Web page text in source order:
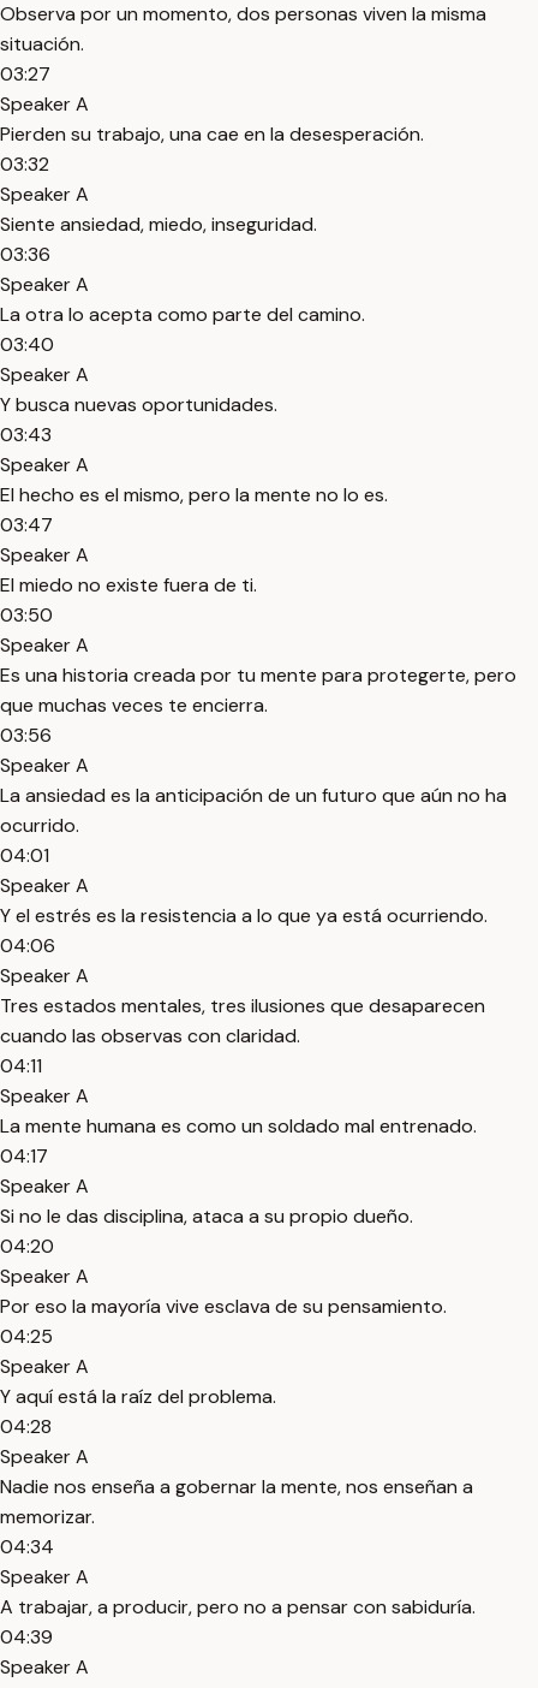
Observa por un momento, dos personas viven la misma
situación.
03:27
Speaker A
Pierden su trabajo, una cae en la desesperación.
03:32
Speaker A
Siente ansiedad, miedo, inseguridad.
03:36
Speaker A
La otra lo acepta como parte del camino.
03:40
Speaker A
Y busca nuevas oportunidades.
03:43
Speaker A
El hecho es el mismo, pero la mente no lo es.
03:47
Speaker A
El miedo no existe fuera de ti.
03:50
Speaker A
Es una historia creada por tu mente para protegerte, pero
que muchas veces te encierra.
03:56
Speaker A
La ansiedad es la anticipación de un futuro que aún no ha
ocurrido.
04:01
Speaker A
Y el estrés es la resistencia a lo que ya está ocurriendo.
04:06
Speaker A
Tres estados mentales, tres ilusiones que desaparecen
cuando las observas con claridad.
04:11
Speaker A
La mente humana es como un soldado mal entrenado.
04:17
Speaker A
Si no le das disciplina, ataca a su propio dueño.
04:20
Speaker A
Por eso la mayoría vive esclava de su pensamiento.
04:25
Speaker A
Y aquí está la raíz del problema.
04:28
Speaker A
Nadie nos enseña a gobernar la mente, nos enseñan a
memorizar.
04:34
Speaker A
A trabajar, a producir, pero no a pensar con sabiduría.
04:39
Speaker A